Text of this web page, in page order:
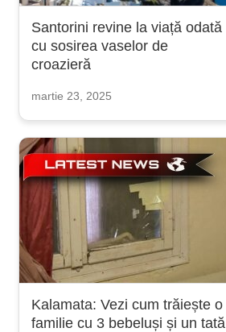
Santorini revine la viață odată
cu sosirea vaselor de
croazieră
martie 23, 2025
Kalamata: Vezi cum trăiește o
familie cu 3 bebeluși și un tată